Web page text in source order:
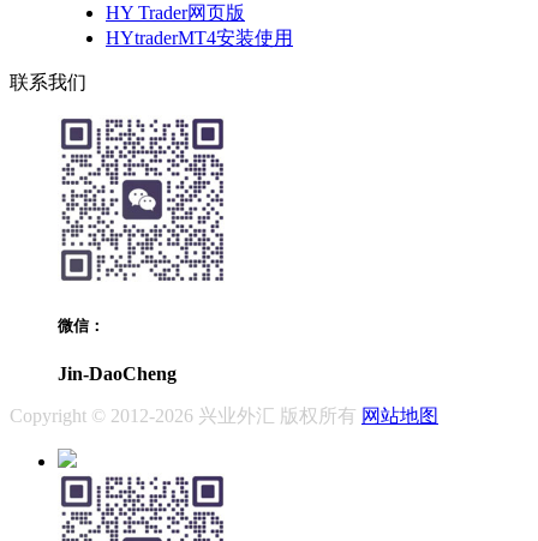
HY Trader网页版
HYtraderMT4安装使用
联系我们
微信：
Jin-DaoCheng
Copyright © 2012-2026 兴业外汇 版权所有 网站地图